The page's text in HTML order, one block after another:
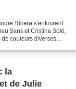
Ribera s’entourent
Sans et Cristina Solé,
de couleurs diverses
la